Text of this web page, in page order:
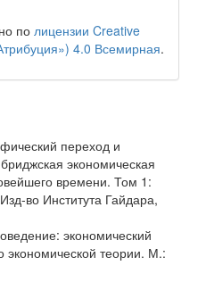
по лицензии Creative
4.0 Всемирная.
переход и
экономическая
времени. Том 1:
во Института Гайдара,
экономический
теории. М.: